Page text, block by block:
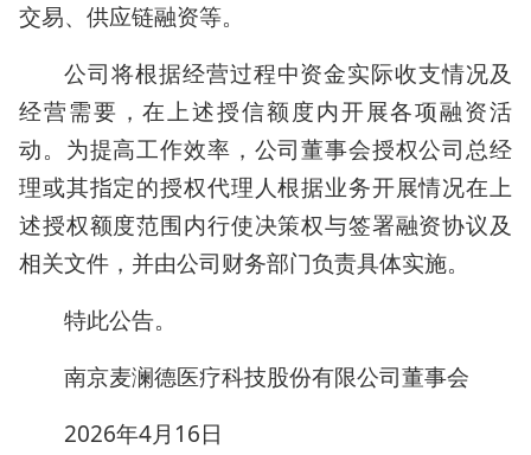
交易、供应链融资等。
公司将根据经营过程中资金实际收支情况及
经营需要，在上述授信额度内开展各项融资活
动。为提高工作效率，公司董事会授权公司总经
理或其指定的授权代理人根据业务开展情况在上
述授权额度范围内行使决策权与签署融资协议及
相关文件，并由公司财务部门负责具体实施。
特此公告。
南京麦澜德医疗科技股份有限公司董事会
2026年4月16日